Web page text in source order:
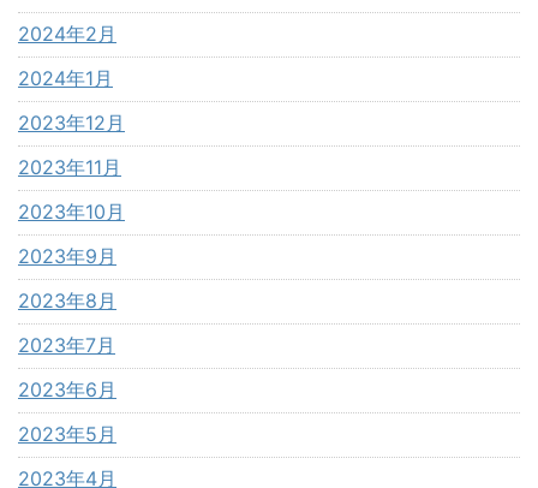
2024年2月
2024年1月
2023年12月
2023年11月
2023年10月
2023年9月
2023年8月
2023年7月
2023年6月
2023年5月
2023年4月